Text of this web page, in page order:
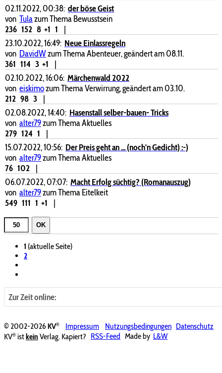
02.11.2022, 00:38: der böse Geist
von Tulazum Thema Bewusstsein
236 152 8 +1 1
|
23.10.2022, 16:49: Neue Einlassregeln
von DavidWzum Thema Abenteuer, geändert am 08.11.
361 114 3 +1
|
02.10.2022, 16:06: Märchenwald 2022
von eiskimozum Thema Verwirrung, geändert am 03.10.
212 98 3
|
02.08.2022, 14:40: Hasenstall selber-bauen- Tricks
von alter79zum Thema Aktuelles
279 124 1
|
15.07.2022, 10:56: Der Preis geht an ... (noch'n Gedicht) :-)
von alter79zum Thema Aktuelles
76 102
|
06.07.2022, 07:07: Macht Erfolg süchtig? (Romanauszug)
von alter79zum Thema Eitelkeit
549 111 1 +1 |
OK
1 (aktuelle Seite)
2
Zur Zeit online:
© 2002-2026KV® Impressum Nutzungsbedingungen Datenschutz
KV® istkein Verlag. Kapiert? RSS-Feed Made by L&W